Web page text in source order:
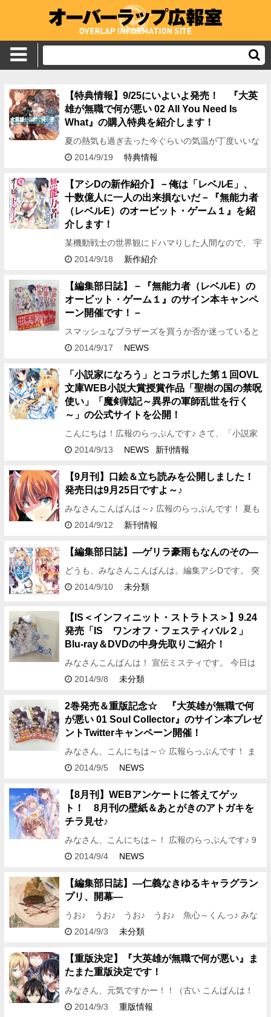
【特典情報】9/25にいよいよ発売！ 『大英
雄が無職で何が悪い 02 All You Need Is
What』の購入特典を紹介します！
夏の熱気も過ぎ去った今ぐらいの気温が丁度いいな
あ。 どうもどうも編集アシDです。 さてさて、今回
先生…
2014/9/19 特典情報
【アシDの新作紹介】－俺は「レベルE」、
十数億人に一人の出来損ないだ－『無能力者
（レベルE）のオービット・ゲーム１』を紹
介します！
某機動戦士の世界観にドハマりした人間なので、 宇
宙やコロニーという単語を見ると否が応でもテンシ
集アシDです。 …
2014/9/18 新作紹介
【編集部日誌】－『無能力者（レベルE）の
オービット・ゲーム１』のサイン本キャンペ
ーン開催です！－
スマッシュなブラザーズを買うか否か迷っていると
周りの人たちがみんな買っており、 気づけば外堀が
す。 新人賞の選…
2014/9/17 NEWS
「小説家になろう」とコラボした第１回OVL
文庫WEB小説大賞授賞作品「聖樹の国の禁呪
使い」「魔剣戦記～異界の軍師乱世を行く
～」の公式サイトを公開！
こんにちは！広報のらっぷんです♪ さて、「小説家
になろう」とコラボしたオーバーラップ文庫WEB小
公開されました…
2014/9/13 NEWS 新刊情報
【9月刊】口絵＆立ち読みを公開しました！
発売日は9月25日ですよ～♪
みなさんこんばんは～♪ 広報のらっぷんです！ 夏も
終わりましたが、オーバーラップ文庫とらっぷんは
さて、今回…
2014/9/12 新刊情報
【編集部日誌】―ゲリラ豪雨もなんのその―
どうも、みなさんこんばんは。編集アシDです。 突
然の豪雨に襲われるのも間一髪のタイミングで回避
ってきたと同時…
2014/9/10 未分類
【IS＜インフィニット・ストラトス＞】9.24
発売「IS ワンオフ・フェスティバル２」
Blu-ray＆DVDの中身先取りご紹介！
みなさんこんばんは！ 宣伝ミスティです。 今日は
十五夜のようですね。 十五夜といえば、お月様。
お姉さま…
2014/9/8 未分類
2巻発売＆重版記念☆ 『大英雄が無職で何
が悪い 01 Soul Collector』のサイン本プレゼ
ントTwitterキャンペーン開催！
みなさん、こんにちは～☆ 広報らっぷんです！ ま
だ熱さを感じる日がありますが、 朝晩は涼しい風が
ω・´)！ …
2014/9/5 NEWS
【8月刊】WEBアンケートに答えてゲッ
ト！ 8月刊の壁紙＆あとがきのアトガキを
チラ見せ♪
みなさん、こんにちは～！ 広報のらっぷんです♪ 9
月に入り少しづつ暑さも落ち着いてきましたね～。
ぷんも思います…
2014/9/4 NEWS
【編集部日誌】―仁義なきゆるキャラグラン
プリ、開幕―
うお♪ うお♪ うお♪ うお♪ 魚心～くんっ♪ みな
さん、こんばんは。ろこどるの……ではなく編集ア
人ブログへと…
2014/9/3 未分類
【重版決定】『大英雄が無職で何が悪い』ま
たまた重版決定です！
みなさん、元気ですかー！！（古い こんばんは！
編集アシDです。 どうせ残暑も暑いに決まって……
2014/9/3 重版情報